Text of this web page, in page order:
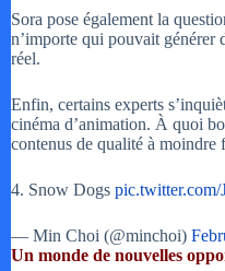
Sora pose également la
n’importe qui pouvait générer
réel.
Enfin, certains experts
cinéma d’animation. À quoi
contenus de qualité à moindre
4. Snow Dogs
— Min Choi (@minchoi)
Un monde de nouvelles